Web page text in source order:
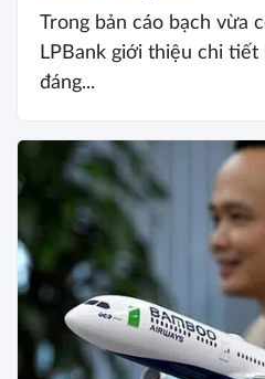
Trong bản cáo bạch vừa
LPBank giới thiệu chi tiết
đáng...